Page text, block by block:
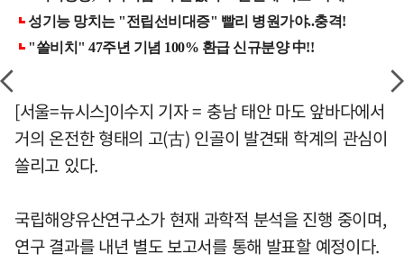
[서울=뉴시스]이수지 기자 = 충남 태안 마도 앞바다에서
거의 온전한 형태의 고(古) 인골이 발견돼 학계의 관심이
쏠리고 있다.
국립해양유산연구소가 현재 과학적 분석을 진행 중이며,
연구 결과를 내년 별도 보고서를 통해 발표할 예정이다.